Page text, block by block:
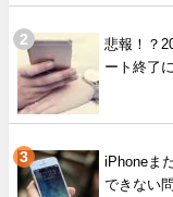
悲報！？
ート終了に
iPhoneま
できない